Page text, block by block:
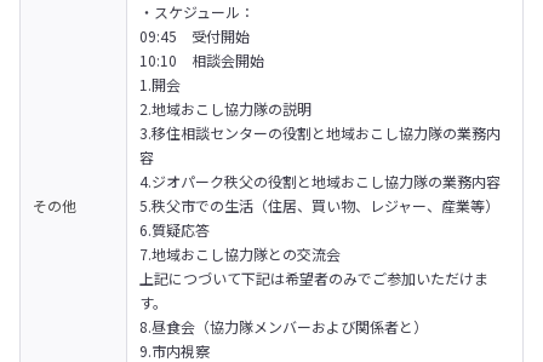
その他
・スケジュール：
09:45　受付開始
10:10　相談会開始
1.開会
2.地域おこし協力隊の説明
3.移住相談センターの役割と地域おこし協力隊の業務内
容
4.ジオパーク秩父の役割と地域おこし協力隊の業務内容
5.秩父市での生活（住居、買い物、レジャー、産業等）
6.質疑応答
7.地域おこし協力隊との交流会
上記につづいて下記は希望者のみでご参加いただけま
す。
8.昼食会（協力隊メンバーおよび関係者と）
9.市内視察